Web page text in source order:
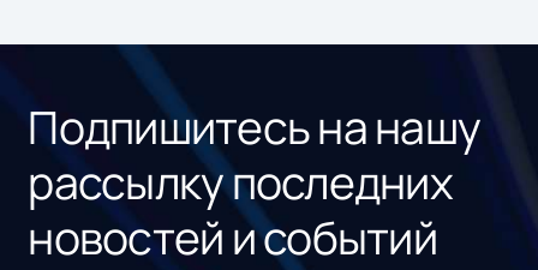
Подпишитесь на нашу
рассылку последних
новостей и событий